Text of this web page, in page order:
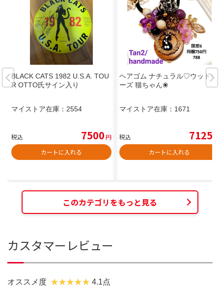
BLACK CATS 1982 U.S.A. TOU
R OTTO氏サイン入り
マイストア在庫： 2554
税込 7500円
カートに入れる
ヘアゴム ナチュラル♡ウッドビ
ーズ 猫ちゃん❀
マイストア在庫： 1671
税込 7125
カートに入れる
このカテゴリをもっと見る
カスタマーレビュー
オススメ度 4.1点